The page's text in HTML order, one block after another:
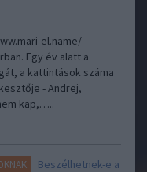
el.name/
Egy év alatt a
a kattintások száma
- Andrej,
kap,…..
Beszélhetnek-e a